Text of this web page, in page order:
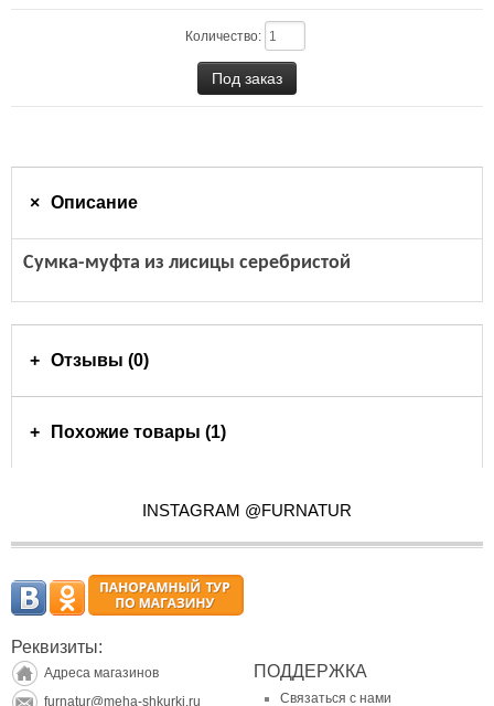
Количество:
Описание
Сумка-муфта из лисицы серебристой
Отзывы (0)
Похожие товары (1)
INSTAGRAM @FURNATUR
Реквизиты:
Адреса магазинов
furnatur@meha-shkurki.ru
ПОДДЕРЖКА
Связаться с нами